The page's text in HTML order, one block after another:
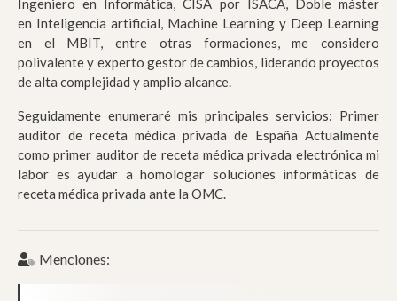
Ingeniero en Informática, CISA por ISACA, Doble máster
en Inteligencia artificial, Machine Learning y Deep Learning
en el MBIT, entre otras formaciones, me considero
polivalente y experto gestor de cambios, liderando proyectos
de alta complejidad y amplio alcance.
Seguidamente enumeraré mis principales servicios: Primer
auditor de receta médica privada de España Actualmente
como primer auditor de receta médica privada electrónica mi
labor es ayudar a homologar soluciones informáticas de
receta médica privada ante la OMC.
Menciones: